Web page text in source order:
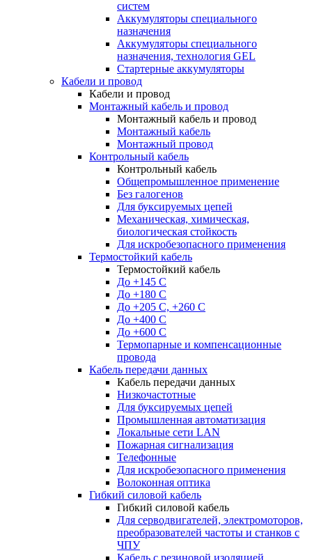
систем
Аккумуляторы специального
назначения
Аккумуляторы специального
назначения, технология GEL
Стартерные аккумуляторы
Кабели и провод
Кабели и провод
Монтажный кабель и провод
Монтажный кабель и провод
Монтажный кабель
Монтажный провод
Контрольный кабель
Контрольный кабель
Общепромышленное применение
Без галогенов
Для буксируемых цепей
Механическая, химическая,
биологическая стойкость
Для искробезопасного применения
Термостойкий кабель
Термостойкий кабель
До +145 С
До +180 C
До +205 С, +260 С
До +400 C
До +600 С
Термопарные и компенсационные
провода
Кабель передачи данных
Кабель передачи данных
Низкочастотные
Для буксируемых цепей
Промышленная автоматизация
Локальные сети LAN
Пожарная сигнализация
Телефонные
Для искробезопасного применения
Волоконная оптика
Гибкий силовой кабель
Гибкий силовой кабель
Для серводвигателей, электромоторов,
преобразователей частоты и станков с
ЧПУ
Кабель с резиновой изоляцией